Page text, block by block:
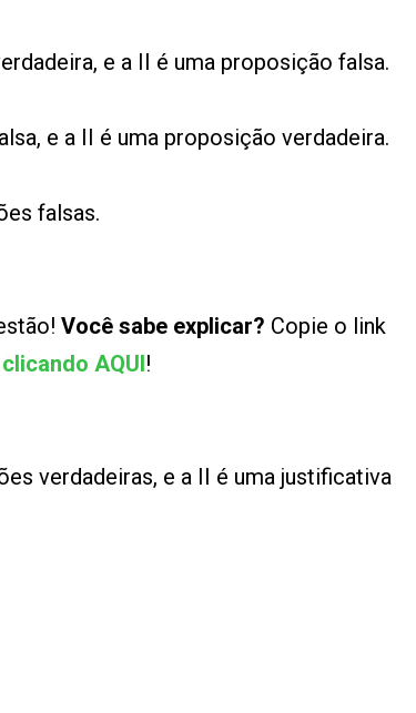
e a II é uma proposição falsa.
e a II é uma proposição verdadeira.
falsas.
Você sabe explicar? Copie o link
clicando AQUI!
verdadeiras, e a II é uma justificativa